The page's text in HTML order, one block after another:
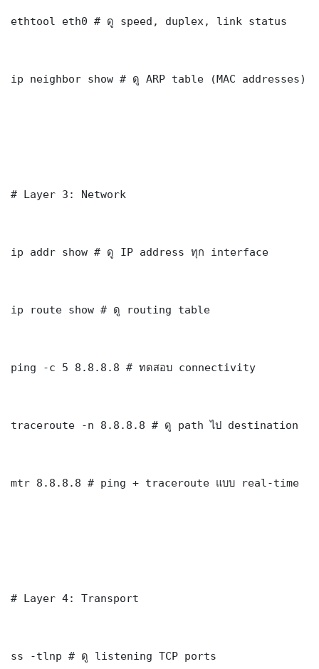
ethtool eth0 # ดู speed, duplex, link status
ip neighbor show # ดู ARP table (MAC addresses)
# Layer 3: Network
ip addr show # ดู IP address ทุก interface
ip route show # ดู routing table
ping -c 5 8.8.8.8 # ทดสอบ connectivity
traceroute -n 8.8.8.8 # ดู path ไป destination
mtr 8.8.8.8 # ping + traceroute แบบ real-time
# Layer 4: Transport
ss -tlnp # ดู listening TCP ports